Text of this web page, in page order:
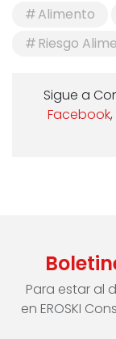
Alimento
Riesgo
Sigue a
Facebook,
Para estar al
en EROSKI